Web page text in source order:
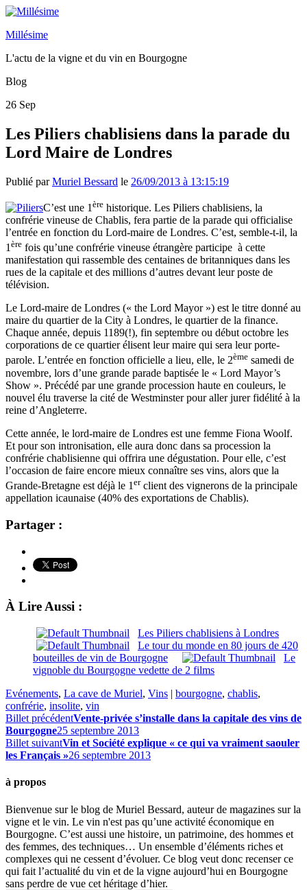
Millésime
L'actu de la vigne et du vin en Bourgogne
Blog
26 Sep
Les Piliers chablisiens dans la parade du
Lord Maire de Londres
Publié parMuriel Bessard le 26/09/2013 à 13:15:19
C’est une 1 ère historique. Les Piliers chablisiens, la
confrérie vineuse de Chablis, fera partie de la parade qui officialise
l’entrée en fonction du Lord-maire de Londres. C’est, semble-t-il, la
1ère fois qu’une confrérie vineuse étrangère participe à cette
manifestation qui rassemble des centaines de britanniques dans les
rues de la capitale et des millions d’autres devant leur poste de
télévision.
Le Lord-maire de Londres (« the Lord Mayor ») est le titre donné au
maire du quartier de la City à Londres, le quartier de la finance.
Chaque année, depuis 1189(!), fin septembre ou début octobre les
corporations de ce quartier élisent leur maire qui sera leur porte-
parole. L’entrée en fonction officielle a lieu, elle, le 2ème samedi de
novembre, lors d’une grande parade baptisée le « Lord Mayor’s
Show ». Précédé par une grande procession haute en couleurs, le
nouvel élu traverse la cité de Westminster pour aller jurer fidélité à la
reine d’Angleterre.
Cette année, le lord-maire de Londres est une femme Fiona Woolf.
Et pour son intronisation, elle aura donc dans sa procession la
confrérie chablisienne qui offrira une dégustation. Pour elle, c’est
l’occasion de faire encore mieux connaître ses vins, alors que la
Grande-Bretagne est déjà le 1 erclient des vignerons de la principale
appellation icaunaise (40% des exportations de Chablis).
Partager :
À Lire Aussi :
Les Piliers chablisiens à Londres
Le tour du monde en 80 jours de 420
bouteilles de vin de Bourgogne
Le
vignoble du Bourgogne vedette de 2 films
Evénements, La cave de Muriel, Vins | bourgogne, chablis,
confrérie, insolite, vin
Billet précédentVente-privée s’installe dans la capitale des vins de
Bourgogne25 septembre 2013
Billet suivantVin et Société explique « ce qui va vraiment saouler
les Français »26 septembre 2013
à propos
Bienvenue sur le blog de Muriel Bessard, auteur de magazines sur la
vigne et le vin. Le vin n'est pas qu’une activité économique en
Bourgogne. C’est aussi une histoire, un patrimoine, des hommes et
des femmes, des techniques… Un ensemble d’éléments riches et
complexes qui ne cessent d’évoluer. Ce blog veut donc recenser ce
qui fait l’actualité du vin et de la vigne aujourd’hui en Bourgogne
sans perdre de vue cet héritage d’hier.